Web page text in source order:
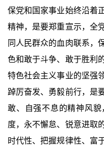
保党和国家事业始终沿着
精神，是要郑重宣示，全
同人民群众的血肉联系，
色和敢于斗争、敢于胜利
特色社会主义事业的坚强
踔厉奋发、勇毅前行，是
敢、自强不息的精神风
度，永不懈怠、锐意进取
时代性、把握规律性、富